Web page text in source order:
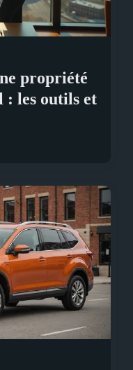
propriété
: les outils et